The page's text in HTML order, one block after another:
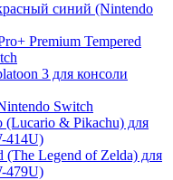
синий (Nintendo
Premium Tempered
3 для консоли
Switch
(Lucario & Pikachu) для
414U)
Legend of Zelda) для
479U)